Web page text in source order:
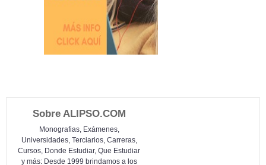
Sobre ALIPSO.COM
Monografias, Exámenes,
Universidades, Terciarios, Carreras,
Cursos, Donde Estudiar, Que Estudiar
y más: Desde 1999 brindamos a los